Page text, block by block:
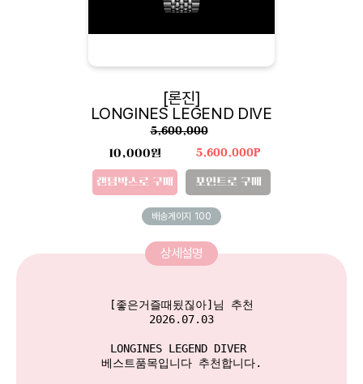
[론진]
LONGINES LEGEND DIVE
5,600,000
10,000원
랜덤박스로 구매
5,600,000P
포인트로 구매
배송게이지 100
상세설명
[좋은거즐때됬짆아]님 추천
2026.07.03
LONGINES LEGEND DIVER
베스트품목입니다 추천합니다.